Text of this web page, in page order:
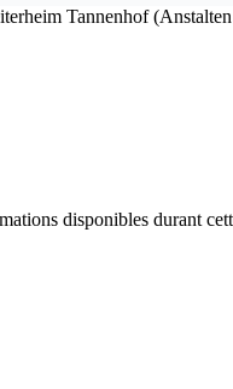
Tannenhof
disponibles durant